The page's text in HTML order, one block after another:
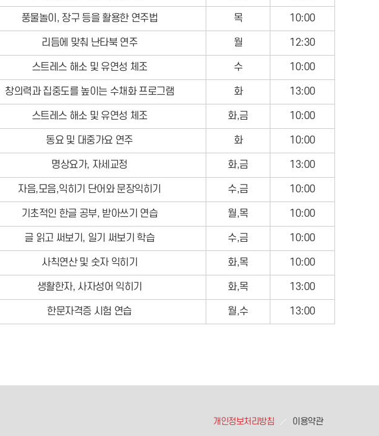
풍물놀이, 장구 등을 활용한 연주법 목 10:00
리듬에 맞춰 난타북 연주 월 12:30
스트레스 해소 및 유연성 체조 수 10:00
창의력과 집중도를 높이는 수채화 프로그램 화 13:00
스트레스 해소 및 유연성 체조 화,금 10:00
동요 및 대중가요 연주 화 10:00
명상요가, 자세교정 화,금 13:00
자음,모음,익히기 단어와 문장익히기 수,금 10:00
기초적인 한글 공부, 받아쓰기 연습 월,목 10:00
글 읽고 써보기, 일기 써보기 학습 수,금 10:00
사칙연산 및 숫자 익히기 화,목 10:00
생활한자, 사자성어 익히기 화,목 13:00
한문자격증 시험 연습 월,수 13:00
개인정보처리방침 이용약관